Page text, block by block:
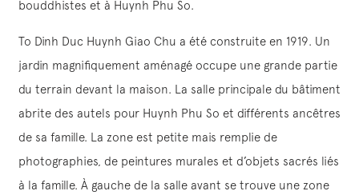
bouddhistes et à Huynh Phu So.
To Dinh Duc Huynh Giao Chu a été construite en 1919. Un
jardin magnifiquement aménagé occupe une grande partie
du terrain devant la maison. La salle principale du bâtiment
abrite des autels pour Huynh Phu So et différents ancêtres
de sa famille. La zone est petite mais remplie de
photographies, de peintures murales et d’objets sacrés liés
à la famille. À gauche de la salle avant se trouve une zone